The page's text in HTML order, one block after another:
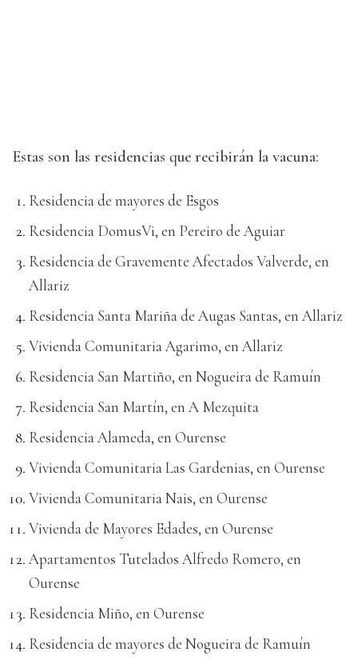
Estas son las residencias que recibirán la vacuna:
Residencia de mayores de Esgos
Residencia DomusVi, en Pereiro de Aguiar
Residencia de Gravemente Afectados Valverde, en
Allariz
Residencia Santa Mariña de Augas Santas, en Allariz
Vivienda Comunitaria Agarimo, en Allariz
Residencia San Martiño, en Nogueira de Ramuín
Residencia San Martín, en A Mezquita
Residencia Alameda, en Ourense
Vivienda Comunitaria Las Gardenias, en Ourense
Vivienda Comunitaria Nais, en Ourense
Vivienda de Mayores Edades, en Ourense
Apartamentos Tutelados Alfredo Romero, en
Ourense
Residencia Miño, en Ourense
Residencia de mayores de Nogueira de Ramuín